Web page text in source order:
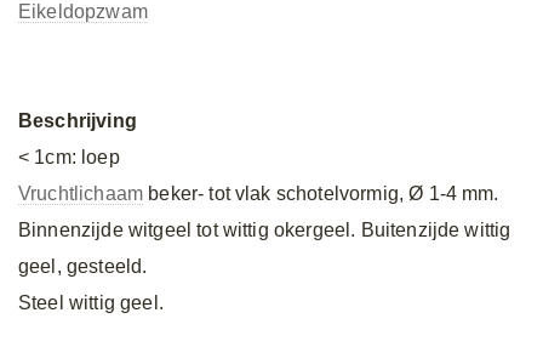
Eikeldopzwam
Beschrijving
< 1cm: loep
Vruchtlichaam beker- tot vlak schotelvormig, Ø 1-4 mm.
Binnenzijde witgeel tot wittig okergeel. Buitenzijde wittig
geel, gesteeld.
Steel wittig geel.